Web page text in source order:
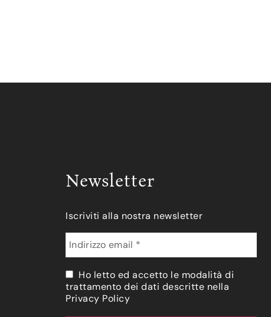
Newsletter
Iscriviti alla nostra newsletter
Ho letto ed accetto le modalità di
trattamento dei dati descritte nella
Privacy Policy